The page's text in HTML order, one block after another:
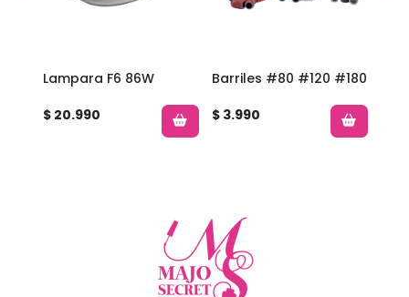
Lampara F6 86W
$ 20.990
Barriles #80 #120 #180
$ 3.990